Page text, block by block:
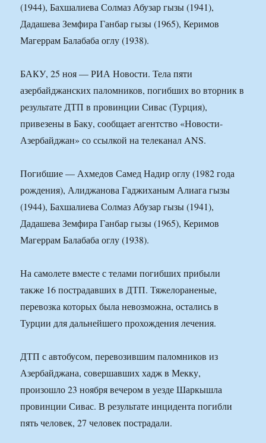
(1944), Бахшалиева Солмаз Абузар гызы (1941),
Дадашева Земфира Ганбар гызы (1965), Керимов
Магеррам Балабаба оглу (1938).
БАКУ, 25 ноя — РИА Новости. Тела пяти
азербайджанских паломников, погибших во вторник в
результате ДТП в провинции Сивас (Турция),
привезены в Баку, сообщает агентство «Новости-
Азербайджан» со ссылкой на телеканал ANS.
Погибшие — Ахмедов Самед Надир оглу (1982 года
рождения), Алиджанова Гаджиханым Алиага гызы
(1944), Бахшалиева Солмаз Абузар гызы (1941),
Дадашева Земфира Ганбар гызы (1965), Керимов
Магеррам Балабаба оглу (1938).
На самолете вместе с телами погибших прибыли
также 16 пострадавших в ДТП. Тяжелораненые,
перевозка которых была невозможна, остались в
Турции для дальнейшего прохождения лечения.
ДТП с автобусом, перевозившим паломников из
Азербайджана, совершавших хадж в Мекку,
произошло 23 ноября вечером в уезде Шаркышла
провинции Сивас. В результате инцидента погибли
пять человек, 27 человек пострадали.